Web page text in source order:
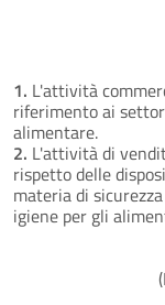
1. L'attività
riferimento ai
alimentare.
2. L'attività di
rispetto delle
materia di
igiene per gli